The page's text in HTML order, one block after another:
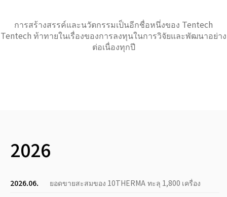
การสร้างสรรค์และนวัตกรรมเป็นอีกชื่อหนึ่งของ Tentech
Tentech ท้าทายในเรื่องของการลงทุนในการวิจัยและพัฒนาอย่าง
ต่อเนื่องทุกปี
2026
2026.06.
ยอดขายสะสมของ 10THERMA ทะลุ 1,800 เครื่อง